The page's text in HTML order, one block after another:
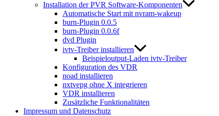
Installation der PVR Software-Komponenten
Automatische Start mit nvram-wakeup
burn-Plugin 0.0.5
burn-Plugin 0.0.6f
dvd Plugin
ivtv-Treiber installieren
Beispieloutput-Laden ivtv-Treiber
Konfiguration des VDR
noad installieren
nxtvepg ohne X integrieren
VDR installieren
Zusätzliche Funktionalitäten
Impressum und Datenschutz